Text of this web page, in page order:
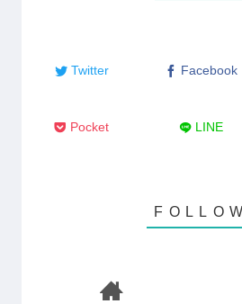
Twitter Facebook
Pocket LINE